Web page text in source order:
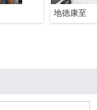
地徳康至